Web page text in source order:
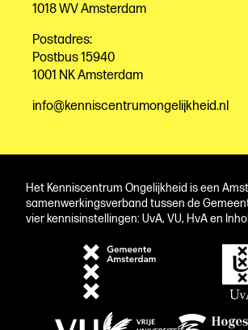
1018 WV Amsterdam
Postadres:
Postbus 15940
1001 NK Amsterdam
info@kenniscentrumongelijkheid.nl
Het Kenniscentrum Ongelijkheid is een
samenwerkingsverband tussen de
vier kennisinstellingen: UvA, VU, HvA en